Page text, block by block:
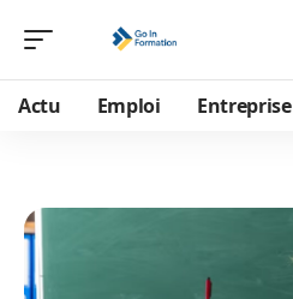
Actu Emploi Entreprise